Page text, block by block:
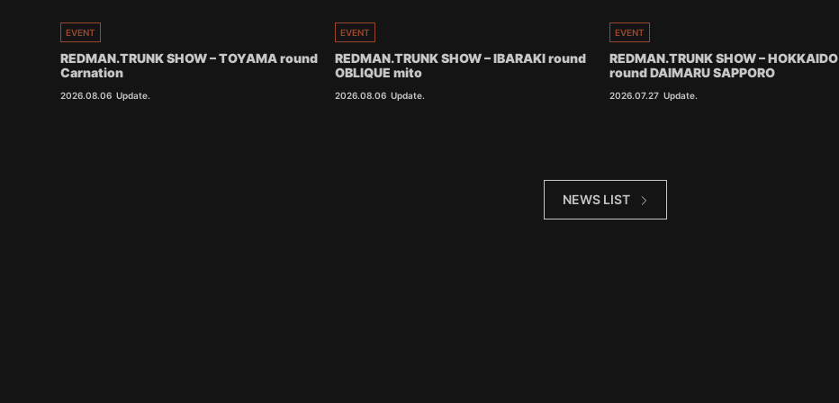
EVENT
REDMAN.TRUNK SHOW – TOYAMA round
Carnation
2026.08.06 Update.
EVENT
REDMAN.TRUNK SHOW – IBARAKI round
OBLIQUE mito
2026.08.06 Update.
EVENT
REDMAN.TRUNK SHOW – HOKKAIDO
round DAIMARU SAPPORO
2026.07.27 Update.
NEWS LIST